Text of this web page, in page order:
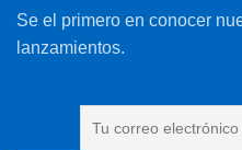
Se el primero en conocer
lanzamientos.